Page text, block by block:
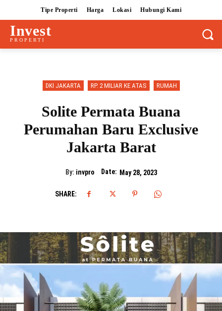
Tipe Properti Harga Lokasi Hubungi Kami
Invest
PROPERTI
DKI JAKARTA RP. 2 MILIAR KE ATAS RUMAH
Solite Permata Buana
Perumahan Baru Exclusive
Jakarta Barat
By: invpro Date: May 28, 2023
SHARE: